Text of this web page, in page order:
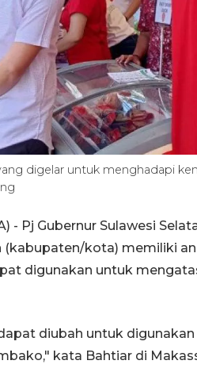
digelar untuk menghadapi
- Pj Gubernur Sulawesi
(kabupaten/kota) memiliki
digunakan untuk
diubah untuk
kata Bahtiar di